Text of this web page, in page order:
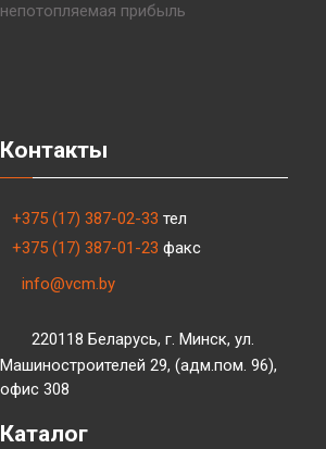
непотопляемая прибыль
Контакты
+375 (17) 387-02-33 тел
+375 (17) 387-01-23 факс
info@vcm.by
220118 Беларусь, г. Минск, ул.
Машиностроителей 29, (адм.пом. 96),
офис 308
Каталог